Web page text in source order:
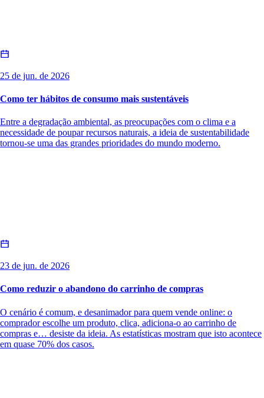
25 de jun. de 2026
Como ter hábitos de consumo mais sustentáveis
Entre a degradação ambiental, as preocupações com o clima e a
necessidade de poupar recursos naturais, a ideia de sustentabilidade
tornou-se uma das grandes prioridades do mundo moderno.
23 de jun. de 2026
Como reduzir o abandono do carrinho de compras
O cenário é comum, e desanimador para quem vende online: o
comprador escolhe um produto, clica, adiciona-o ao carrinho de
compras e… desiste da ideia. As estatísticas mostram que isto acontece
em quase 70% dos casos.